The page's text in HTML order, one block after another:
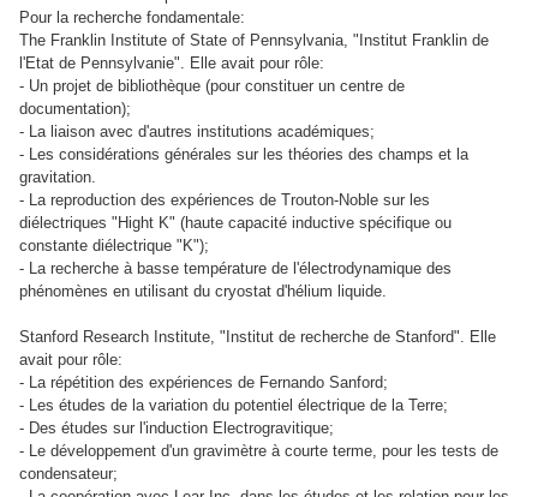
Pour la recherche fondamentale:
The Franklin Institute of State of Pennsylvania, "Institut Franklin de
l'Etat de Pennsylvanie". Elle avait pour rôle:
- Un projet de bibliothèque (pour constituer un centre de
documentation);
- La liaison avec d'autres institutions académiques;
- Les considérations générales sur les théories des champs et la
gravitation.
- La reproduction des expériences de Trouton-Noble sur les
diélectriques "Hight K" (haute capacité inductive spécifique ou
constante diélectrique "K");
- La recherche à basse température de l'électrodynamique des
phénomènes en utilisant du cryostat d'hélium liquide.
Stanford Research Institute, "Institut de recherche de Stanford". Elle
avait pour rôle:
- La répétition des expériences de Fernando Sanford;
- Les études de la variation du potentiel électrique de la Terre;
- Des études sur l'induction Electrogravitique;
- Le développement d'un gravimètre à courte terme, pour les tests de
condensateur;